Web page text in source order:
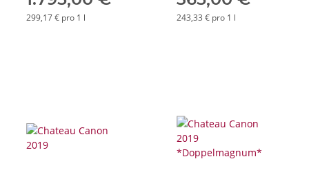
299,17 € pro 1 l 243,33 € pro 1 l